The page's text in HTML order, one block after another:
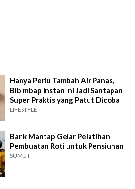
Hanya Perlu Tambah Air Panas,
Bibimbap Instan Ini Jadi Santapan
Super Praktis yang Patut Dicoba
LIFESTYLE
Bank Mantap Gelar Pelatihan
Pembuatan Roti untuk Pensiunan
SUMUT